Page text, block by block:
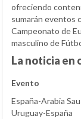
ofreciendo
sumarán eventos
Campeonato de
masculino de
La noticia en
Evento
España-Arabia
Uruguay-España